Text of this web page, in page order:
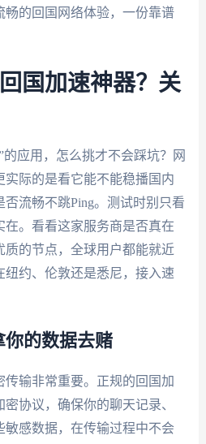
畅的回国网络体验，一份靠谱
国加速神器？关
应用，怎么挑才不会踩坑？网
际的是看它能不能稳播国内
流畅不跳Ping。测试时别只看
在。看看这家服务商是否真在
质的节点，全球用户都能就近
约、伦敦还是悉尼，接入速
你的数据去赌
输非常重要。正规的回国加
协议，确保你的聊天记录、
敏感数据，在传输过程中不会